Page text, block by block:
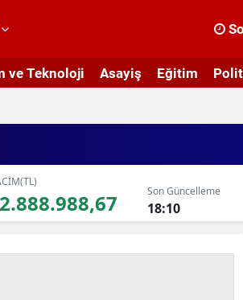
ve Teknoloji Asayiş Eğitim
Son Güncelleme
18:10